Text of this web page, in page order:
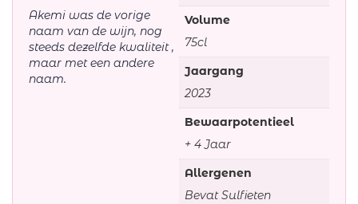
Akemi was de vorige
naam van de wijn, nog
steeds dezelfde kwaliteit ,
maar met een andere
naam.
Volume
75cl
Jaargang
2023
Bewaarpotentieel
+ 4 Jaar
Allergenen
Bevat Sulfieten